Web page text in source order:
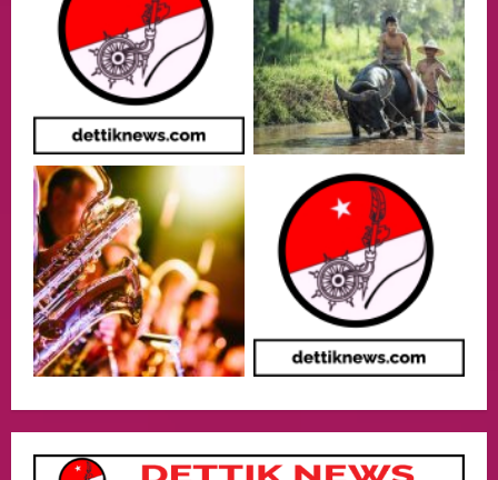
05/08/2026
3
Health
Aliyuddin: Anak Indonesia di Luar Negeri
Harus Berprestasi, Berkarakter, dan
Menjaga Nama Baik Bangsa
05/08/2026
4
Putusan Diundur Lagi, Pernyataan
Hakim pada Sidang Sebelumnya Jadi
Sorotan
05/08/2026
Politik
Presiden Prabowo dan PM Thailand
Sepakat Perkuat Stabilitas ketahan
Kedua Negara.
Culture